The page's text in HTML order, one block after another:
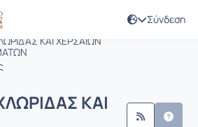
Σύνδεση
ΚΑΙ ΧΕΡΣΑΙΩΝΧΛΩΡΙΔΑΣ
ΚΑΙ